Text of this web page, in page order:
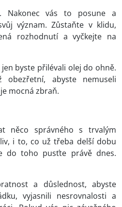
Nakonec vás to posune a
význam. Zůstaňte v klidu,
rozhodnutí a vyčkejte na
byste přilévali olej do ohně.
abyste nemuseli
mocná zbraň.
něco správného s trvalým
i to, co už třeba delší dobu
do toho pusťte právě dnes.
a důslednost, abyste
vyjasnili nesrovnalosti a